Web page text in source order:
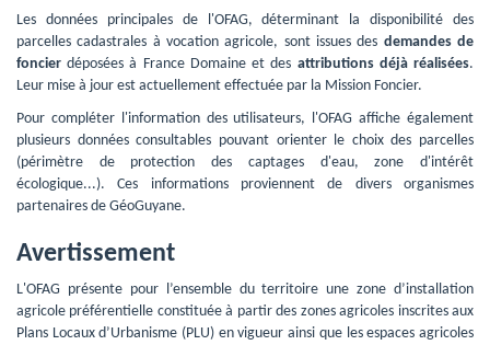
Les données principales de l'OFAG, déterminant la disponibilité des
parcelles cadastrales à vocation agricole, sont issues des demandes de
foncier déposées à France Domaine et des attributions déjà réalisées.
Leur mise à jour est actuellement effectuée par la Mission Foncier.
Pour compléter l'information des utilisateurs, l'OFAG affiche également
plusieurs données consultables pouvant orienter le choix des parcelles
(périmètre de protection des captages d'eau, zone d'intérêt
écologique...). Ces informations proviennent de divers organismes
partenaires de GéoGuyane.
Avertissement
L'OFAG présente pour l’ensemble du territoire une zone d’installation
agricole préférentielle constituée à partir des zones agricoles inscrites aux
Plans Locaux d’Urbanisme (PLU) en vigueur ainsi que les espaces agricoles